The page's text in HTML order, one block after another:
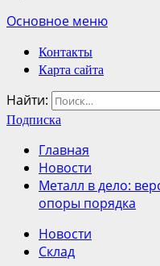
Основное меню
Контакты
Карта сайта
Найти:
Подписка
Главная
Новости
Металл в дело:
опоры порядка
Новости
Склад